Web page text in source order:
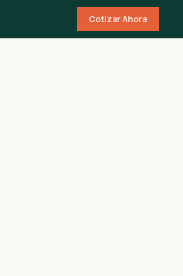
Cotizar Ahora